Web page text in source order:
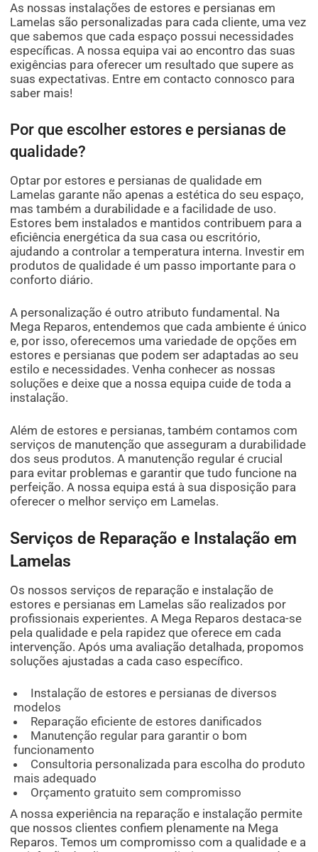
As nossas instalações de estores e persianas em
Lamelas são personalizadas para cada cliente, uma vez
que sabemos que cada espaço possui necessidades
específicas. A nossa equipa vai ao encontro das suas
exigências para oferecer um resultado que supere as
suas expectativas. Entre em contacto connosco para
saber mais!
Por que escolher estores e persianas de
qualidade?
Optar por estores e persianas de qualidade em
Lamelas garante não apenas a estética do seu espaço,
mas também a durabilidade e a facilidade de uso.
Estores bem instalados e mantidos contribuem para a
eficiência energética da sua casa ou escritório,
ajudando a controlar a temperatura interna. Investir em
produtos de qualidade é um passo importante para o
conforto diário.
A personalização é outro atributo fundamental. Na
Mega Reparos, entendemos que cada ambiente é único
e, por isso, oferecemos uma variedade de opções em
estores e persianas que podem ser adaptadas ao seu
estilo e necessidades. Venha conhecer as nossas
soluções e deixe que a nossa equipa cuide de toda a
instalação.
Além de estores e persianas, também contamos com
serviços de manutenção que asseguram a durabilidade
dos seus produtos. A manutenção regular é crucial
para evitar problemas e garantir que tudo funcione na
perfeição. A nossa equipa está à sua disposição para
oferecer o melhor serviço em Lamelas.
Serviços de Reparação e Instalação em
Lamelas
Os nossos serviços de reparação e instalação de
estores e persianas em Lamelas são realizados por
profissionais experientes. A Mega Reparos destaca-se
pela qualidade e pela rapidez que oferece em cada
intervenção. Após uma avaliação detalhada, propomos
soluções ajustadas a cada caso específico.
Instalação de estores e persianas de diversos
modelos
Reparação eficiente de estores danificados
Manutenção regular para garantir o bom
funcionamento
Consultoria personalizada para escolha do produto
mais adequado
Orçamento gratuito sem compromisso
A nossa experiência na reparação e instalação permite
que nossos clientes confiem plenamente na Mega
Reparos. Temos um compromisso com a qualidade e a